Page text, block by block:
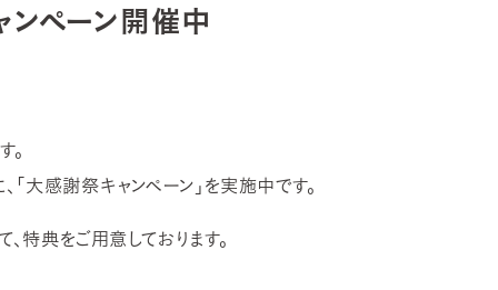
ペーン開催中
。
大感謝祭キャンペーン」を実施中です。
特典をご用意しております。